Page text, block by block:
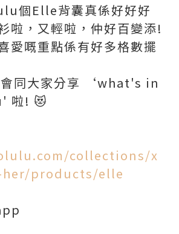
個Elle背囊真係好好好
啦，又輕啦，仲好百變添!
愛嘅重點係有好多格數擺
會同大家分享 ‘what's in
啦! 😻
collections/x
products/elle